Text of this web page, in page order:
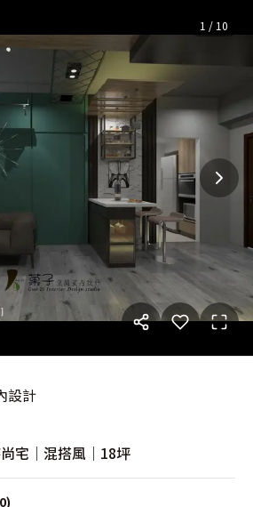
混搭時尚宅｜混
1 / 10
設計
宅｜混搭風｜18坪
)